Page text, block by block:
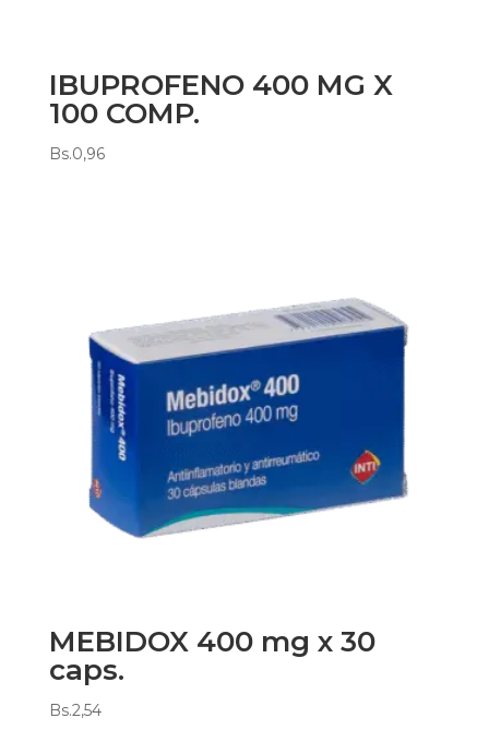
IBUPROFENO 400 MG X
100 COMP.
Bs.0,96
MEBIDOX 400 mg x 30
caps.
Bs.2,54